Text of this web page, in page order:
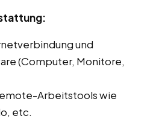
und
(Computer, Monitore,
Arbeitstools wie
etc.